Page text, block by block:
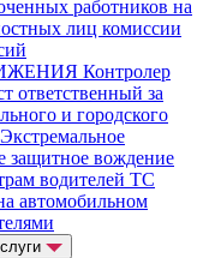
работников на
лиц комиссии
Контролер
ответственный за
и городского
Экстремальное
защитное вождение
водителей ТС
автомобильном